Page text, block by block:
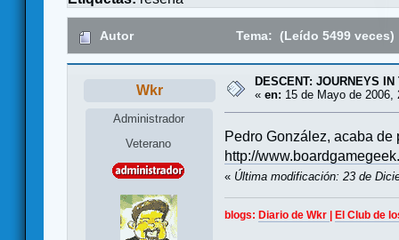
Autor Tema: (Leído 5499 veces)
Wkr
Administrador
Veterano
DESCENT: JOURNEYS
« en: 15 de Mayo de 2006,
Pedro González, acaba
http://
« Última modificación: 23 de
blogs: Diario de Wkr | El Club de